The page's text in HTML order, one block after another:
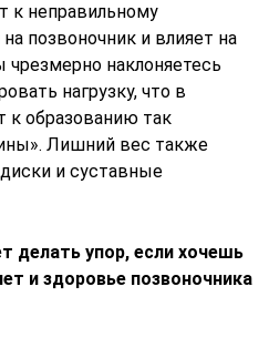
к неправильному
позвоночник и влияет на
чрезмерно наклоняетесь
нагрузку, что в
к образованию так
Лишний вес также
и суставные
делать упор, если хочешь
и здоровье позвоночника